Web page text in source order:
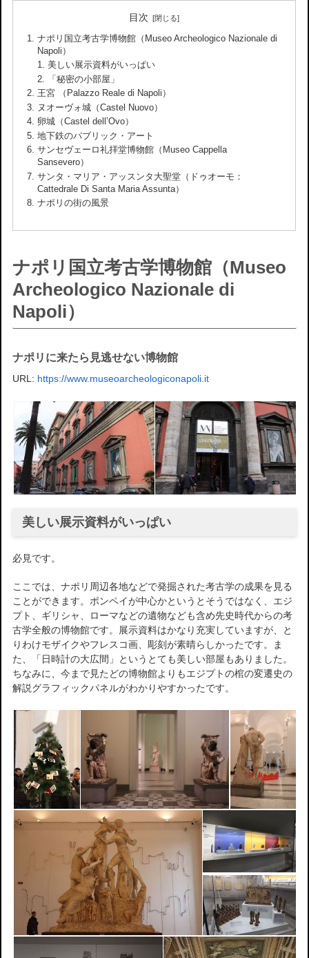
目次
ナポリ国立考古学博物館（Museo Archeologico Nazionale di
Napoli）
美しい展示資料がいっぱい
「秘密の小部屋」
王宮 （Palazzo Reale di Napoli）
ヌオーヴォ城（Castel Nuovo）
卵城（Castel dell’Ovo）
地下鉄のパブリック・アート
サンセヴェーロ礼拝堂博物館（Museo Cappella
Sansevero）
サンタ・マリア・アッスンタ大聖堂（ドゥオーモ：
Cattedrale Di Santa Maria Assunta）
ナポリの街の風景
ナポリ国立考古学博物館（Museo
Archeologico Nazionale di
Napoli）
ナポリに来たら見逃せない博物館
URL: https://www.museoarcheologiconapoli.it
美しい展示資料がいっぱい
必見です。
ここでは、ナポリ周辺各地などで発掘された考古学の成果を見る
ことができます。ポンペイが中心かというとそうではなく、エジ
プト、ギリシャ、ローマなどの遺物なども含め先史時代からの考
古学全般の博物館です。展示資料はかなり充実していますが、と
りわけモザイクやフレスコ画、彫刻が素晴らしかったです。ま
た、「日時計の大広間」というとても美しい部屋もありました。
ちなみに、今まで見たどの博物館よりもエジプトの棺の変遷史の
解説グラフィックパネルがわかりやすかったです。